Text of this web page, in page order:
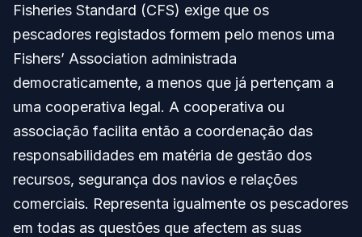
Fisheries Standard (CFS) exige que os
pescadores registados formem pelo menos uma
Fishers’ Association administrada
democraticamente, a menos que já pertençam a
uma cooperativa legal. A cooperativa ou
associação facilita então a coordenação das
responsabilidades em matéria de gestão dos
recursos, segurança dos navios e relações
comerciais. Representa igualmente os pescadores
em todas as questões que afectem as suas